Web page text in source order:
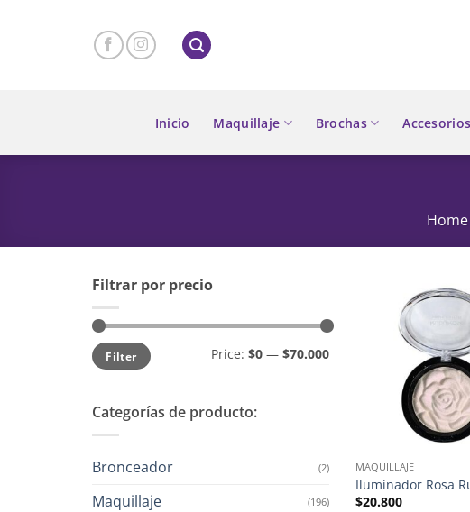
Inicio Maquillaje Brochas Accesorios
Home
Filtrar por precio
Min
price
Max
priceFilter Price: $0— $70.000
Categorías de producto:
Bronceador (2)
Maquillaje (196)
MAQUILLAJE
Iluminador Rosa
$20.800